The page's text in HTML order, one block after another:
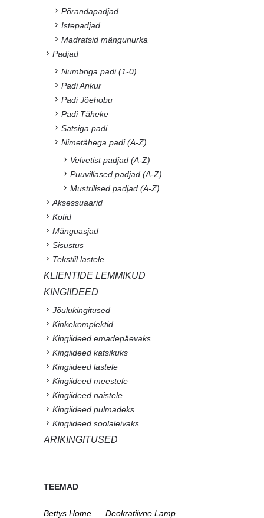
Põrandapadjad
Istepadjad
Madratsid mängunurka
Padjad
Numbriga padi (1-0)
Padi Ankur
Padi Jõehobu
Padi Täheke
Satsiga padi
Nimetähega padi (A-Z)
Velvetist padjad (A-Z)
Puuvillased padjad (A-Z)
Mustrilised padjad (A-Z)
Aksessuaarid
Kotid
Mänguasjad
Sisustus
Tekstiil lastele
KLIENTIDE LEMMIKUD
KINGIIDEED
Jõulukingitused
Kinkekomplektid
Kingiideed emadepäevaks
Kingiideed katsikuks
Kingiideed lastele
Kingiideed meestele
Kingiideed naistele
Kingiideed pulmadeks
Kingiideed soolaleivaks
ÄRIKINGITUSED
TEEMAD
Bettys Home
Deokratiivne Lamp